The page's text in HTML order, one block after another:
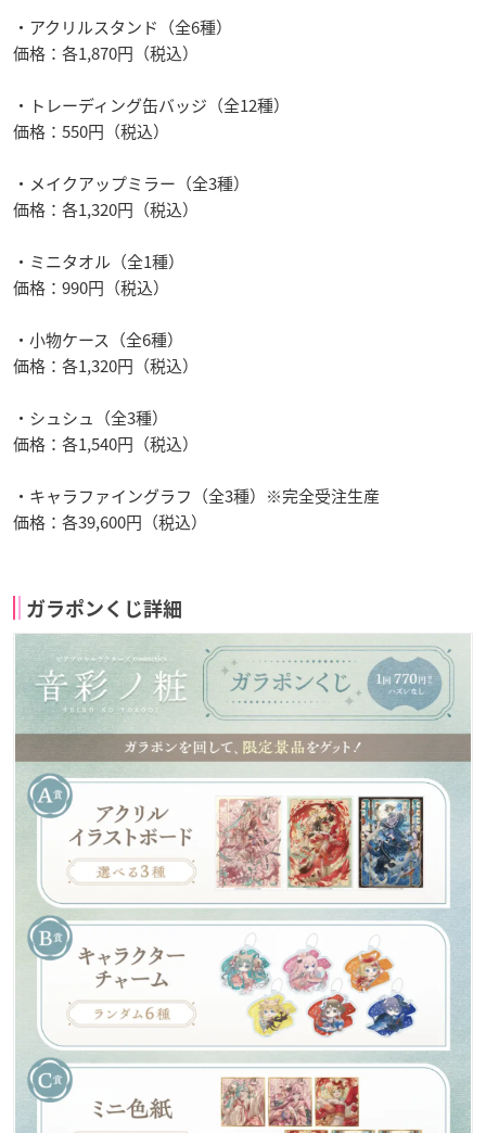
・アクリルスタンド（全6種）
価格：各1,870円（税込）
・トレーディング缶バッジ（全12種）
価格：550円（税込）
・メイクアップミラー（全3種）
価格：各1,320円（税込）
・ミニタオル（全1種）
価格：990円（税込）
・小物ケース（全6種）
価格：各1,320円（税込）
・シュシュ（全3種）
価格：各1,540円（税込）
・キャラファイングラフ（全3種）※完全受注生産
価格：各39,600円（税込）
ガラポンくじ詳細